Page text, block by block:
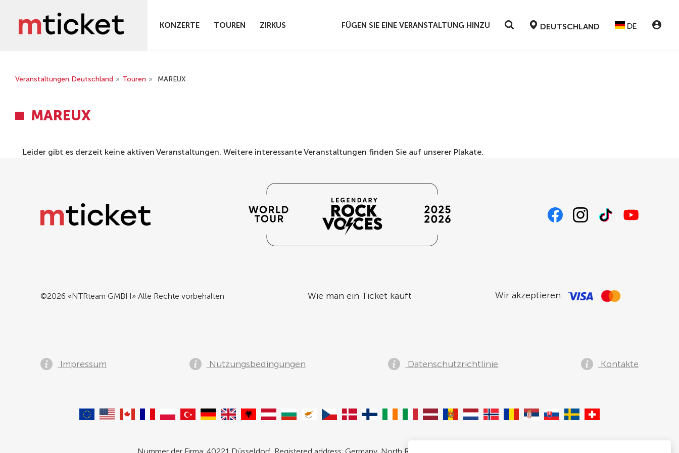
KONZERTE TOUREN ZIRKUS FÜGEN SIE EINE VERANSTALTUNG HINZU DEUTSCHLAND DE
Veranstaltungen Deutschland » Touren » MAREUX
MAREUX
Leider gibt es derzeit keine aktiven Veranstaltungen. Weitere interessante Veranstaltungen finden Sie auf unserer Plakate.
©2026 «NTRteam GMBH» Alle Rechte vorbehalten Wie man ein Ticket kauft Wir akzeptieren:
Impressum Nutzungsbedingungen Datenschutzrichtlinie Kontakte